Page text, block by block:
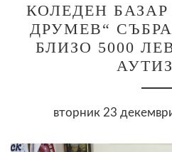
КОЛЕДЕН
ДРУМЕВ“
БЛИЗО 5000
вторник 23